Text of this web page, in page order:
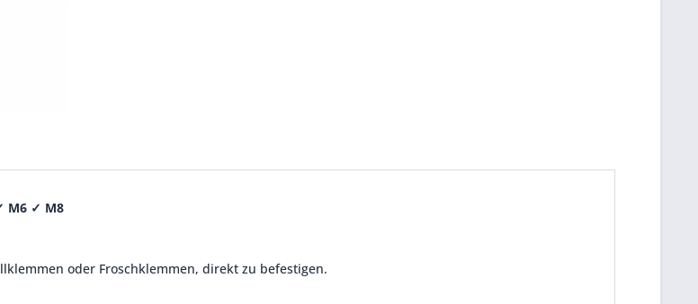
M6 ✓ M8
oder Froschklemmen, direkt zu befestigen.